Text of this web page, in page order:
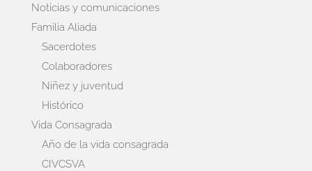
Noticias y comunicaciones
Familia Aliada
Sacerdotes
Colaboradores
Niñez y juventud
Histórico
Vida Consagrada
Año de la vida consagrada
CIVCSVA